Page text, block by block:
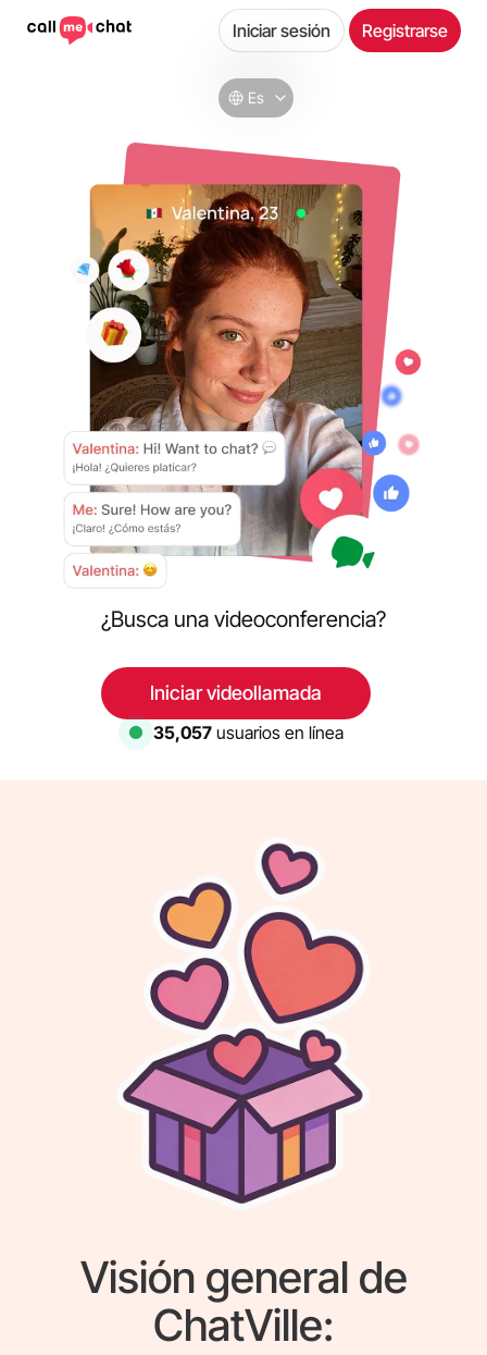
Es
Iniciar sesión Registrarse
¿Busca una videoconferencia?
Iniciar videollamada
35,057usuarios en línea
Visión general de
ChatVille: